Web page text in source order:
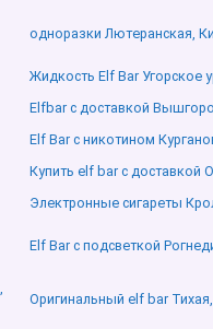
одноразки Лютеранская,
Жидкость Elf Bar Угорское
Elfbar с доставкой
Elf Bar с никотином
Купить elf bar с доставкой
Электронные сигареты
Elf Bar с подсветкой
Оригинальный elf bar